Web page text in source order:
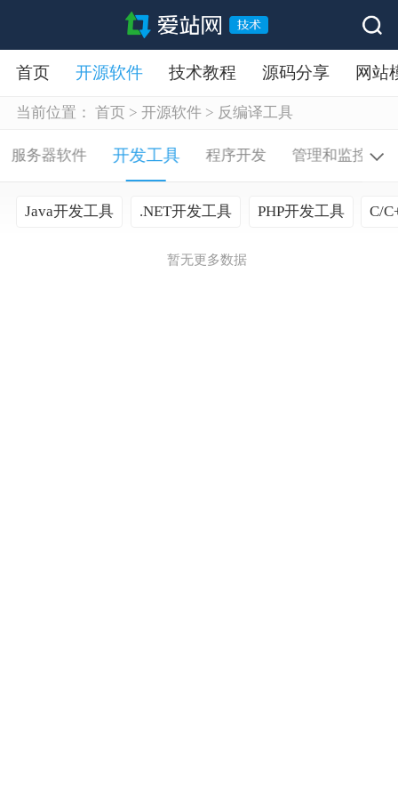
首页 开源软件 技术教程 源码分享 网站
当前位置： 首页 > 开源软件 > 反编译工具
服务器软件 开发工具 程序开发 管理和监控
Java开发工具 .NET开发工具 PHP开发工具 C/
暂无更多数据